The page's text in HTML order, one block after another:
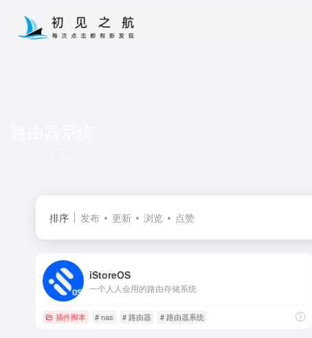
排序 发布 更新 浏览 点赞
iStoreOS
一个人人会用的路由存储系统
插件脚本 # nas # 路由器 # 路由器系统